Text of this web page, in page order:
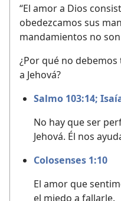
“El amor a Dios
obedezcamos sus
mandamientos no son
¿Por qué no
a Jehová?
Salmo 103:14;
No hay que ser
Jehová. Él nos
Colosenses 1:10
El amor que
el miedo a fallarle.